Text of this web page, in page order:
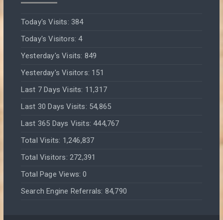
Today's Visits: 384
Today's Visitors:4
Yesterday's Visits: 849
Yesterday's Visitors: 151
Last 7 Days Visits: 11,317
Last 30 Days Visits: 54,865
Last 365 Days Visits:444,767
Total Visits: 1,246,837
Total Visitors: 272,391
Total Page Views:0
Search Engine Referrals: 84,790